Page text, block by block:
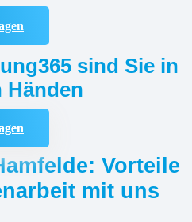
sind Sie in
Händen
Vorteile
mit uns